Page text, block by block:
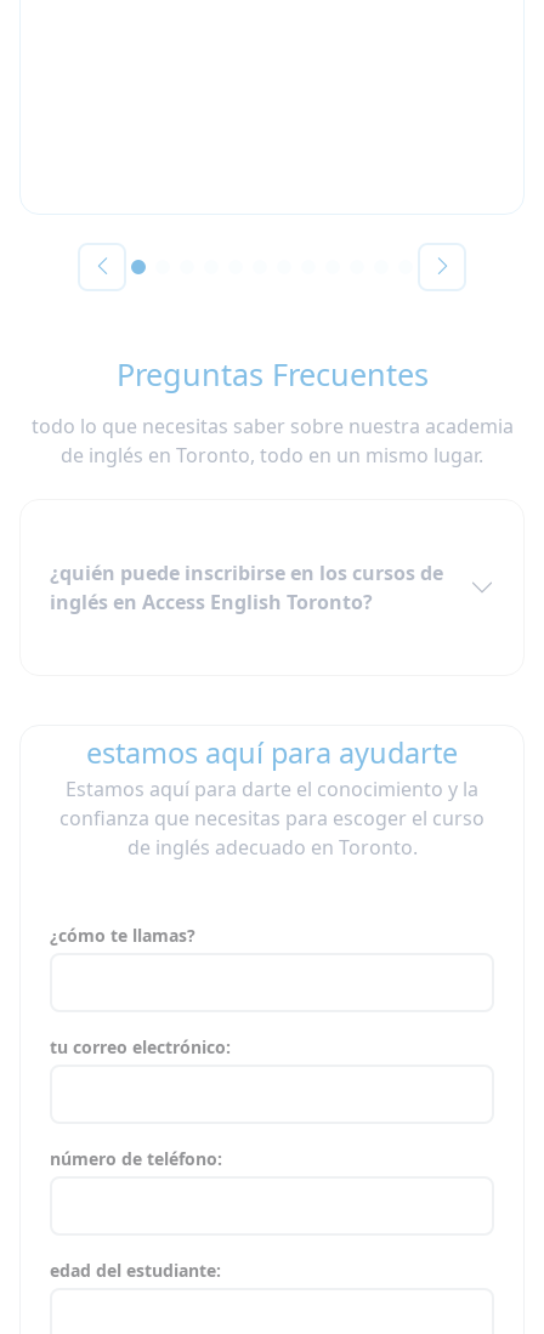
Preguntas Frecuentes
todo lo que necesitas saber sobre nuestra academia
de inglés en Toronto, todo en un mismo lugar.
¿quién puede inscribirse en los cursos de
inglés en Access English Toronto?
estamos aquí para ayudarte
Estamos aquí para darte el conocimiento y la
confianza que necesitas para escoger el curso
de inglés adecuado en Toronto.
¿cómo te llamas?
tu correo electrónico:
número de teléfono:
edad del estudiante: